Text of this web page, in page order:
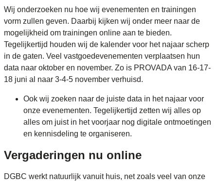
Wij onderzoeken nu hoe wij evenementen en trainingen
vorm zullen geven. Daarbij kijken wij onder meer naar de
mogelijkheid om trainingen online aan te bieden.
Tegelijkertijd houden wij de kalender voor het najaar scherp
in de gaten. Veel vastgoedevenementen verplaatsen hun
data naar oktober en november. Zo is PROVADA van 16-17-
18 juni al naar 3-4-5 november verhuisd.
Ook wij zoeken naar de juiste data in het najaar voor
onze evenementen. Tegelijkertijd zetten wij alles op
alles om juist in het voorjaar nog digitale ontmoetingen
en kennisdeling te organiseren.
Vergaderingen nu online
DGBC werkt natuurlijk vanuit huis, net zoals veel van onze